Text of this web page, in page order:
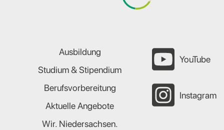
Ausbildung
Studium & Stipendium
Berufsvorbereitung
Aktuelle Angebote
Wir. Niedersachsen.
YouTube
Instagram